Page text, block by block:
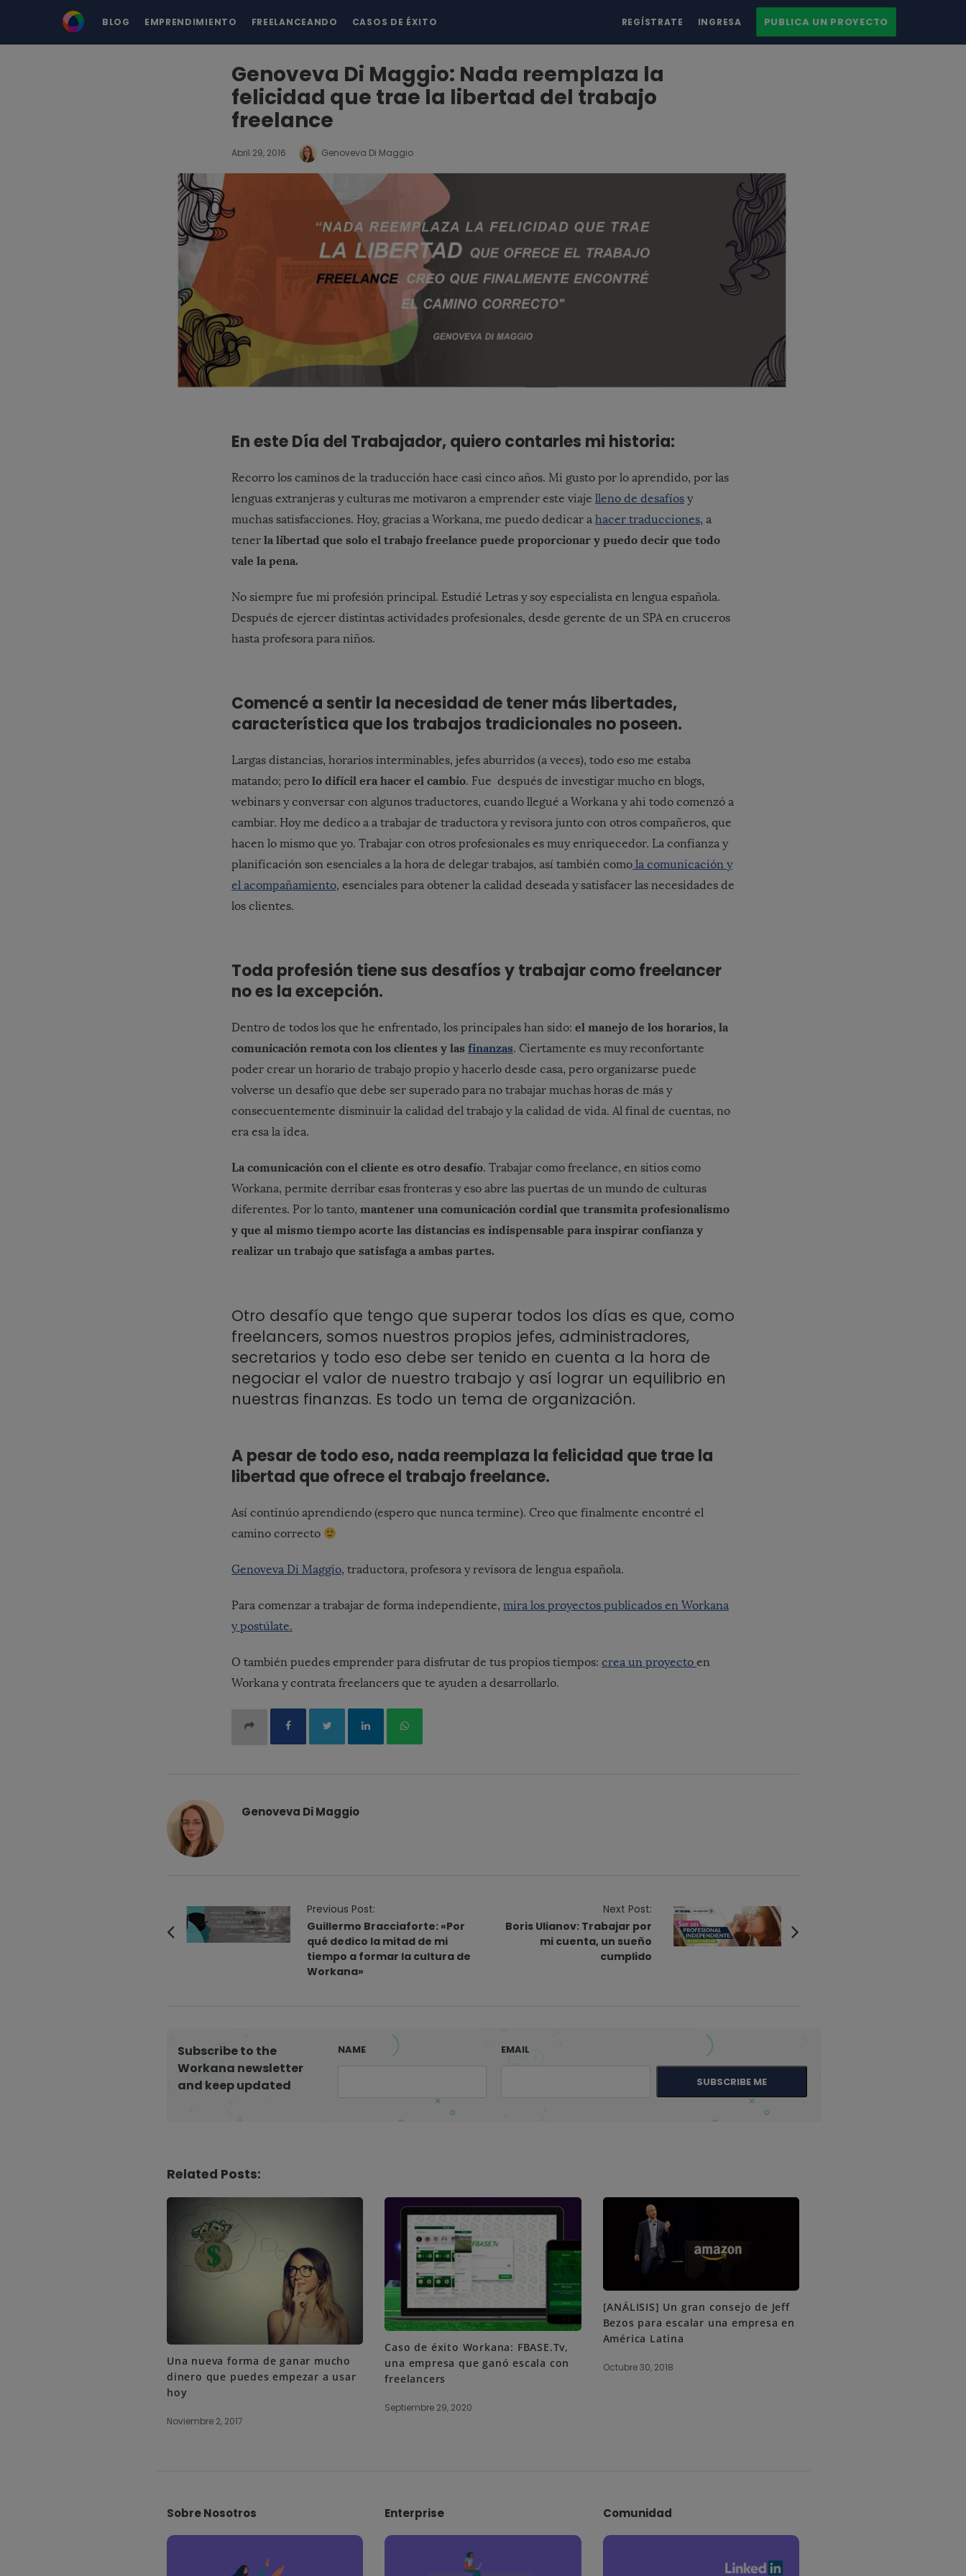
BLOG EMPRENDIMIENTO FREELANCEANDO CASOS DE ÉXITO REGÍSTRATE INGRESA PUBLICA UN PROYECTO
Genoveva Di Maggio: Nada reemplaza la
felicidad que trae la libertad del trabajo
freelance
Abril 29, 2016 Genoveva Di Maggio
En este Día del Trabajador, quiero contarles mi historia:
Recorro los caminos de la traducción hace casi cinco años. Mi gusto por lo aprendido, por las
lenguas extranjeras y culturas me motivaron a emprender este viaje lleno de desafíos y
muchas satisfacciones. Hoy, gracias a Workana, me puedo dedicar a hacer traducciones, a
tener la libertad que solo el trabajo freelance puede proporcionar y puedo decir que todo
vale la pena.
No siempre fue mi profesión principal. Estudié Letras y soy especialista en lengua española.
Después de ejercer distintas actividades profesionales, desde gerente de un SPA en cruceros
hasta profesora para niños.
Comencé a sentir la necesidad de tener más libertades,
característica que los trabajos tradicionales no poseen.
Largas distancias, horarios interminables, jefes aburridos (a veces), todo eso me estaba
matando; pero lo difícil era hacer el cambio. Fue después de investigar mucho en blogs,
webinars y conversar con algunos traductores, cuando llegué a Workana y ahi todo comenzó a
cambiar. Hoy me dedico a a trabajar de traductora y revisora junto con otros compañeros, que
hacen lo mismo que yo. Trabajar con otros profesionales es muy enriquecedor. La confianza y
planificación son esenciales a la hora de delegar trabajos, así también como la comunicación y
el acompañamiento, esenciales para obtener la calidad deseada y satisfacer las necesidades de
los clientes.
Toda profesión tiene sus desafíos y trabajar como freelancer
no es la excepción.
Dentro de todos los que he enfrentado, los principales han sido: el manejo de los horarios, la
comunicación remota con los clientes y las finanzas. Ciertamente es muy reconfortante
poder crear un horario de trabajo propio y hacerlo desde casa, pero organizarse puede
volverse un desafío que debe ser superado para no trabajar muchas horas de más y
consecuentemente disminuir la calidad del trabajo y la calidad de vida. Al final de cuentas, no
era esa la idea.
La comunicación con el cliente es otro desafío. Trabajar como freelance, en sitios como
Workana, permite derribar esas fronteras y eso abre las puertas de un mundo de culturas
diferentes. Por lo tanto, mantener una comunicación cordial que transmita profesionalismo
y que al mismo tiempo acorte las distancias es indispensable para inspirar confianza y
realizar un trabajo que satisfaga a ambas partes.
Otro desafío que tengo que superar todos los días es que, como
freelancers, somos nuestros propios jefes, administradores,
secretarios y todo eso debe ser tenido en cuenta a la hora de
negociar el valor de nuestro trabajo y así lograr un equilibrio en
nuestras finanzas. Es todo un tema de organización.
A pesar de todo eso, nada reemplaza la felicidad que trae la
libertad que ofrece el trabajo freelance.
Así continúo aprendiendo (espero que nunca termine). Creo que finalmente encontré el
camino correcto
Genoveva Di Maggio, traductora, profesora y revisora de lengua española.
Para comenzar a trabajar de forma independiente, mira los proyectos publicados en Workana
y postúlate.
O también puedes emprender para disfrutar de tus propios tiempos: crea un proyecto en
Workana y contrata freelancers que te ayuden a desarrollarlo.
Genoveva Di Maggio
Previous Post:
Guillermo Bracciaforte: «Por
qué dedico la mitad de mi
tiempo a formar la cultura de
Workana»
Next Post:
Boris Ulianov: Trabajar por
mi cuenta, un sueño
cumplido
Subscribe to the
Workana newsletter
and keep updated
NAME EMAIL
SUBSCRIBE ME
Related Posts:
Una nueva forma de ganar mucho
dinero que puedes empezar a usar
hoy
Noviembre 2, 2017
Caso de éxito Workana: FBASE.Tv,
una empresa que ganó escala con
freelancers
Septiembre 29, 2020
[ANÁLISIS] Un gran consejo de Jeff
Bezos para escalar una empresa en
América Latina
Octubre 30, 2018
Sobre Nosotros Enterprise Comunidad